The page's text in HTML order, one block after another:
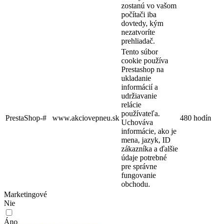
zostanú vo vašom
počítači iba
dovtedy, kým
nezatvoríte
prehliadač.
PrestaShop-# www.akciovepneu.sk
Tento súbor
cookie používa
Prestashop na
ukladanie
informácií a
udržiavanie
relácie
používateľa.
Uchováva
informácie, ako je
mena, jazyk, ID
zákazníka a ďalšie
údaje potrebné
pre správne
fungovanie
obchodu.
480 hodín
Marketingové
Nie
Áno